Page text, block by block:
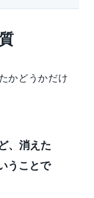
かどうかだけ
、消えた
うことで